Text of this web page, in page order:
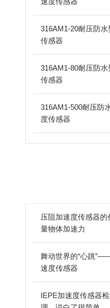
316AM1-20耐压防
传感器
316AM1-80耐压防
传感器
316AM1-500耐压防
度传感器
压阻加速度传感器的
量物体加速力
舞动世界的“心跳
速度传感器
IEPE加速度传感器